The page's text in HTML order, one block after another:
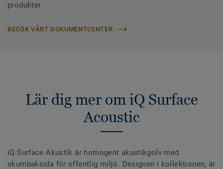
produkter
BESÖK VÅRT DOKUMENTCENTER
Lär dig mer om iQ Surface
Acoustic
iQ Surface Akustik är homogent akustikgolv med
skumbaksida för offentlig miljö. Designen i kollektionen, är